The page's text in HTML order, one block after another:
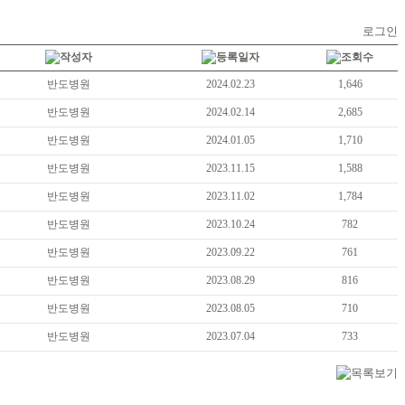
로그인
반도병원 2024.02.23 1,646
반도병원 2024.02.14 2,685
반도병원 2024.01.05 1,710
반도병원 2023.11.15 1,588
반도병원 2023.11.02 1,784
반도병원 2023.10.24 782
반도병원 2023.09.22 761
반도병원 2023.08.29 816
반도병원 2023.08.05 710
반도병원 2023.07.04 733